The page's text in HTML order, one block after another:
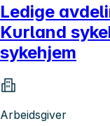
Ledige
Kurland
sykehjem
Arbeidsgiver